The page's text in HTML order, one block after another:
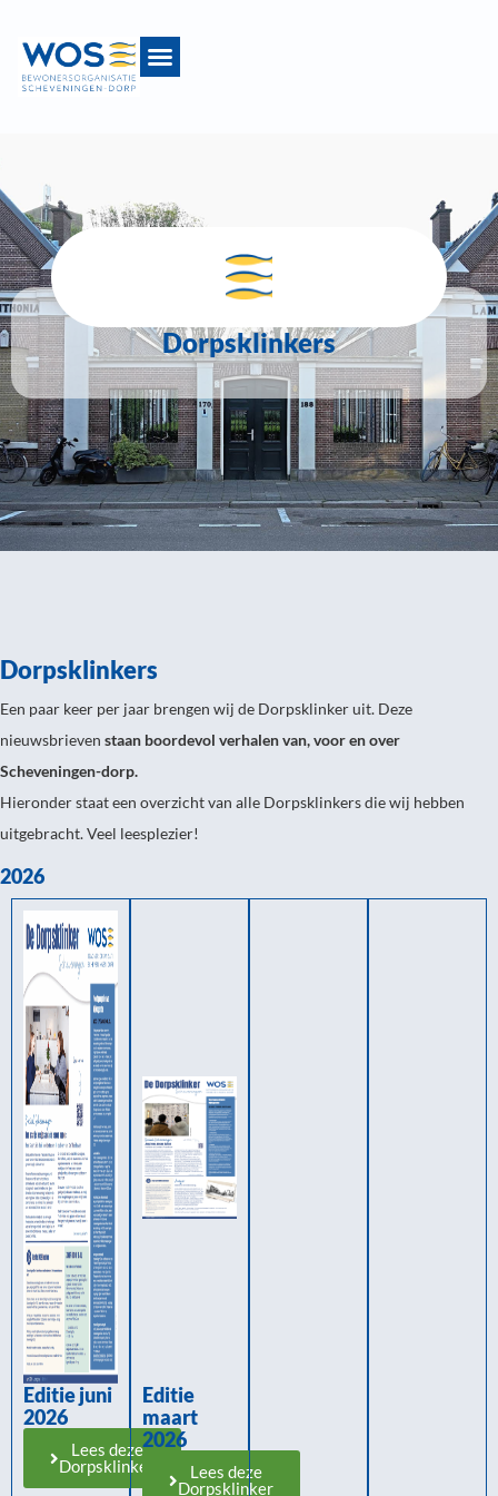
Dorpsklinkers
Dorpsklinkers
Een paar keer per jaar brengen wij de Dorpsklinker uit. Deze
nieuwsbrieven staan boordevol verhalen van, voor en over
Scheveningen-dorp.
Hieronder staat een overzicht van alle Dorpsklinkers die wij hebben
uitgebracht. Veel leesplezier!
2026
Editie juni
2026
Lees deze
Dorpsklinker
Editie
maart
2026
Lees deze
Dorpsklinker